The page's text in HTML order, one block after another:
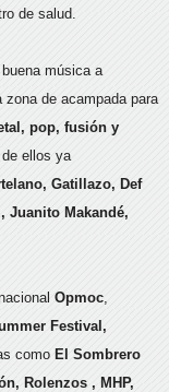
de salud.
música a
de acampada para
pop, fusión y
ellos ya
Gatillazo, Def
Juanito Makandé,
Opmoc,
Festival,
como El Sombrero
Rolenzos , MHP,